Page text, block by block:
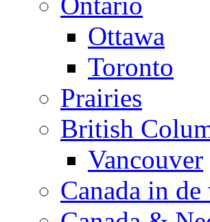
Ottawa
Toronto
Prairies
British
Vancouver
Canada in de